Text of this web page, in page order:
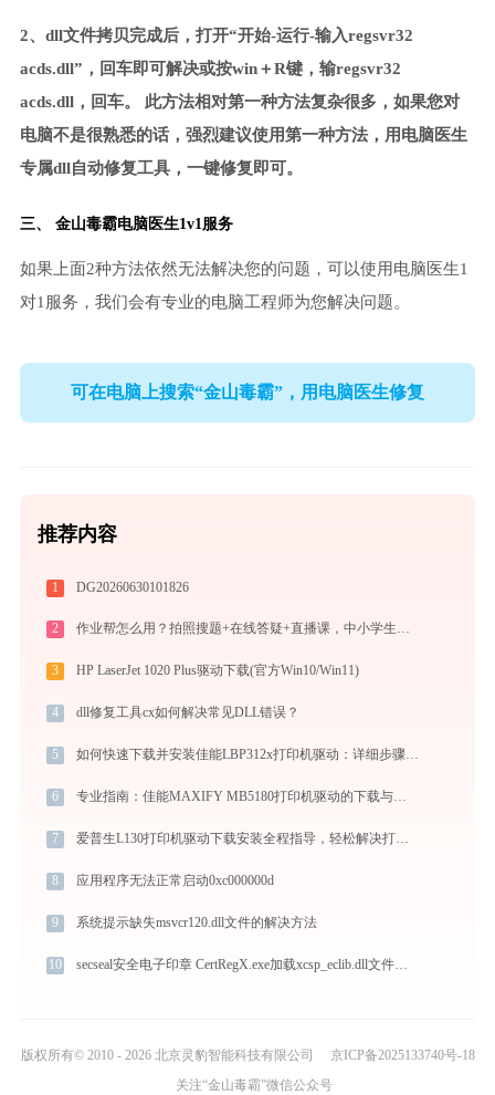
2、dll文件拷贝完成后，打开“开始-运行-输入regsvr32
acds.dll”，回车即可解决或按win＋R键，输regsvr32
acds.dll，回车。 此方法相对第一种方法复杂很多，如果您对
电脑不是很熟悉的话，强烈建议使用第一种方法，用电脑医生
专属dll自动修复工具，一键修复即可。
三、 金山毒霸电脑医生1v1服务
如果上面2种方法依然无法解决您的问题，可以使用电脑医生1
对1服务，我们会有专业的电脑工程师为您解决问题。
可在电脑上搜索“金山毒霸”，用电脑医生修复
推荐内容
1 DG20260630101826
2 作业帮怎么用？拍照搜题+在线答疑+直播课，中小学生辅导全攻略
3 HP LaserJet 1020 Plus驱动下载(官方Win10/Win11)
4 dll修复工具cx如何解决常见DLL错误？
5 如何快速下载并安装佳能LBP312x打印机驱动：详细步骤解析
6 专业指南：佳能MAXIFY MB5180打印机驱动的下载与安装步骤详解
7 爱普生L130打印机驱动下载安装全程指导，轻松解决打印问题
8 应用程序无法正常启动0xc000000d
9 系统提示缺失msvcr120.dll文件的解决方法
10 secseal安全电子印章 CertRegX.exe加载xcsp_eclib.dll文件丢失处理办法
版权所有© 2010 - 2026 北京灵豹智能科技有限公司
京ICP备2025133740号-18
关注“金山毒霸”微信公众号